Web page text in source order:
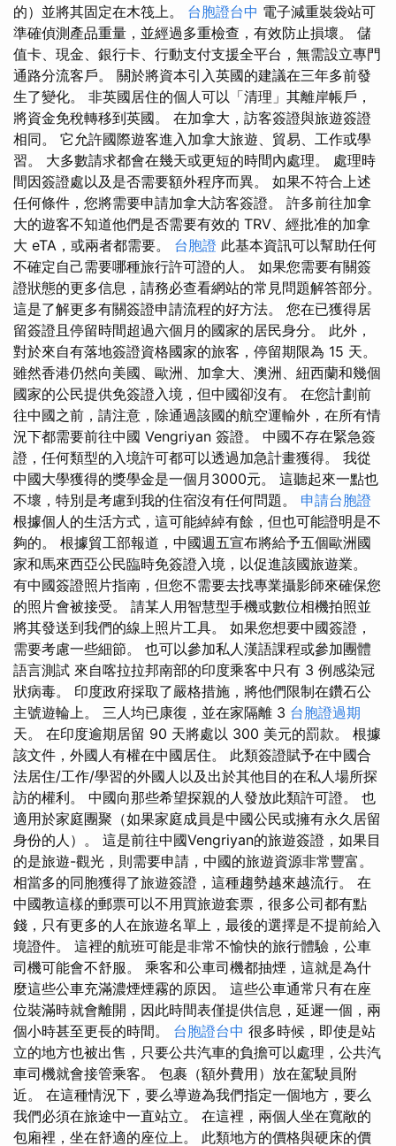
的）並將其固定在木筏上。 台胞證台中 電子減重裝袋站可
準確偵測產品重量，並經過多重檢查，有效防止損壞。 儲
值卡、現金、銀行卡、行動支付支援全平台，無需設立專門
通路分流客戶。 關於將資本引入英國的建議在三年多前發
生了變化。 非英國居住的個人可以「清理」其離岸帳戶，
將資金免稅轉移到英國。 在加拿大，訪客簽證與旅遊簽證
相同。 它允許國際遊客進入加拿大旅遊、貿易、工作或學
習。 大多數請求都會在幾天或更短的時間內處理。 處理時
間因簽證處以及是否需要額外程序而異。 如果不符合上述
任何條件，您將需要申請加拿大訪客簽證。 許多前往加拿
大的遊客不知道他們是否需要有效的 TRV、經批准的加拿
大 eTA，或兩者都需要。 台胞證 此基本資訊可以幫助任何
不確定自己需要哪種旅行許可證的人。 如果您需要有關簽
證狀態的更多信息，請務必查看網站的常見問題解答部分。
這是了解更多有關簽證申請流程的好方法。 您在已獲得居
留簽證且停留時間超過六個月的國家的居民身分。 此外，
對於來自有落地簽證資格國家的旅客，停留期限為 15 天。
雖然香港仍然向美國、歐洲、加拿大、澳洲、紐西蘭和幾個
國家的公民提供免簽證入境，但中國卻沒有。 在您計劃前
往中國之前，請注意，除通過該國的航空運輸外，在所有情
況下都需要前往中國 Vengriyan 簽證。 中國不存在緊急簽
證，任何類型的入境許可都可以透過加急計畫獲得。 我從
中國大學獲得的獎學金是一個月3000元。 這聽起來一點也
不壞，特別是考慮到我的住宿沒有任何問題。 申請台胞證
根據個人的生活方式，這可能綽綽有餘，但也可能證明是不
夠的。 根據貿工部報道，中國週五宣布將給予五個歐洲國
家和馬來西亞公民臨時免簽證入境，以促進該國旅遊業。
有中國簽證照片指南，但您不需要去找專業攝影師來確保您
的照片會被接受。 請某人用智慧型手機或數位相機拍照並
將其發送到我們的線上照片工具。 如果您想要中國簽證，
需要考慮一些細節。 也可以參加私人漢語課程或參加團體
語言測試 來自喀拉拉邦南部的印度乘客中只有 3 例感染冠
狀病毒。 印度政府採取了嚴格措施，將他們限制在鑽石公
主號遊輪上。 三人均已康復，並在家隔離 3 台胞證過期
天。 在印度逾期居留 90 天將處以 300 美元的罰款。 根據
該文件，外國人有權在中國居住。 此類簽證賦予在中國合
法居住/工作/學習的外國人以及出於其他目的在私人場所探
訪的權利。 中國向那些希望探親的人發放此類許可證。 也
適用於家庭團聚（如果家庭成員是中國公民或擁有永久居留
身份的人）。 這是前往中國Vengriyan的旅遊簽證，如果目
的是旅遊-觀光，則需要申請，中國的旅遊資源非常豐富。
相當多的同胞獲得了旅遊簽證，這種趨勢越來越流行。 在
中國教這樣的郵票可以不用買旅遊套票，很多公司都有點
錢，只有更多的人在旅遊名單上，最後的選擇是不提前給入
境證件。 這裡的航班可能是非常不愉快的旅行體驗，公車
司機可能會不舒服。 乘客和公車司機都抽煙，這就是為什
麼這些公車充滿濃煙煙霧的原因。 這些公車通常只有在座
位裝滿時就會離開，因此時間表僅提供信息，延遲一個，兩
個小時甚至更長的時間。 台胞證台中 很多時候，即使是站
立的地方也被出售，只要公共汽車的負擔可以處理，公共汽
車司機就會接管乘客。 包裹（額外費用）放在駕駛員附
近。 在這種情況下，要么導遊為我們指定一個地方，要么
我們必須在旅途中一直站立。 在這裡，兩個人坐在寬敞的
包廂裡，坐在舒適的座位上。 此類地方的價格與硬床的價